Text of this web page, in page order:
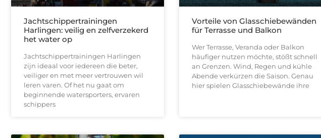
Jachtschippertrainingen
Harlingen: veilig en zelfverzekerd
het water op
Jachtschippertrainingen Harlingen
zijn ideaal voor iedereen die beter,
veiliger en met meer vertrouwen wil
leren varen. Of het nu gaat om
beginnende watersporters, ervaren
schippers
Vorteile von Glasschiebewänden
für Terrasse und Balkon
Wer Terrasse, Veranda oder Balkon
häufiger nutzen möchte, stößt schnell
an Grenzen. Wind, Regen und kühle
Abende verkürzen die Saison. Genau
hier spielen Glasschiebewände ihre